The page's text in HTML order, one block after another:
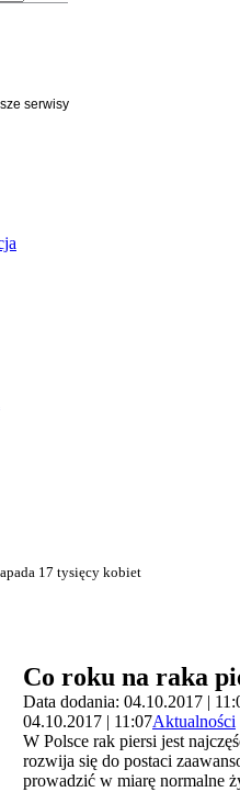
nowej karcie
się w nowej karcie
serwisy
do serwisu
17 tysięcy kobiet
Co roku na raka
Data dodania: 04.10.2017 |
04.10.2017 | 11:07Aktualności
W Polsce rak piersi jest
rozwija się do postaci
prowadzić w miarę normalne